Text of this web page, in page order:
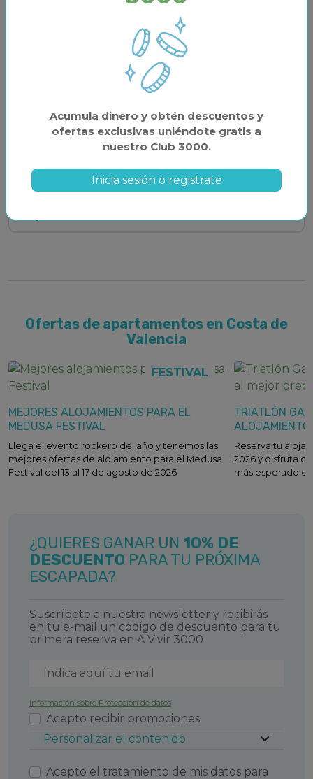
¿Qué alojamientos en la Costa de Valencia son
¿Todos los alojamientos en la Costa de Valencia
¿Qué tipos de alojamientos están disponibles en la
Costa de Valencia?
Ofertas de apartamentos en Costa de
Valencia
FESTIVAL
MEJORES ALOJAMIENTOS PARA EL
MEDUSA FESTIVAL
Llega el evento rockero del año y tenemos las
mejores ofertas de alojamiento para el Medusa
Festival del 13 al 17 de agosto de 2026
TRIATLÓN
ALOJAMIENTO
Reserva tu
2026 y disfruta
más esperado
¿QUIERES GANAR UN 10% DE
DESCUENTO PARA TU PRÓXIMA
ESCAPADA?
Suscríbete a nuestra newsletter y recibirás
en tu e-mail un código de descuento para tu
primera reserva en A Vivir 3000
Información sobre Protección de datos
Acepto recibir promociones.
Personalizar el contenido
Acepto el tratamiento de mis datos para
Acumula dinero y obtén descuentos y
ofertas exclusivas uniéndote gratis a
nuestro Club 3000.
Inicia sesión o registrate